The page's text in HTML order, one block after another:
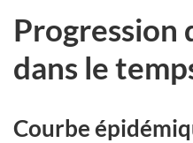
Progression
dans le
Courbe